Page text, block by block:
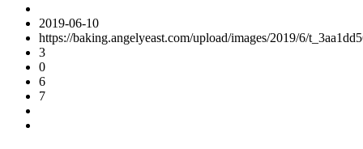
2019-06-10
https://baking.angelyeast.com/upload/images/2019/6/
3
0
6
7